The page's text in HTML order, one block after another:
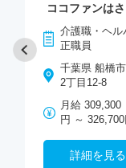
ココファンはさ
介護職・ヘル
正職員
千葉県 船橋
2丁目12-8
月給 309,300
円 ～ 326,700
詳細を見る